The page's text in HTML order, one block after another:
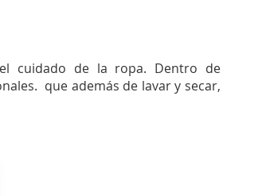
cuidado de la ropa. Dentro de
que además de lavar y secar,